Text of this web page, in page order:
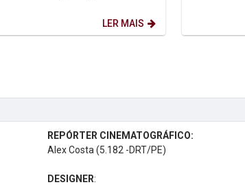
LER MAIS
REPÓRTER CINEMATOGRÁFICO:
Alex Costa (5.182 -DRT/PE)
DESIGNER: